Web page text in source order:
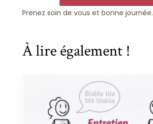
Prenez soin de vous et bonne journée.
À lire également !